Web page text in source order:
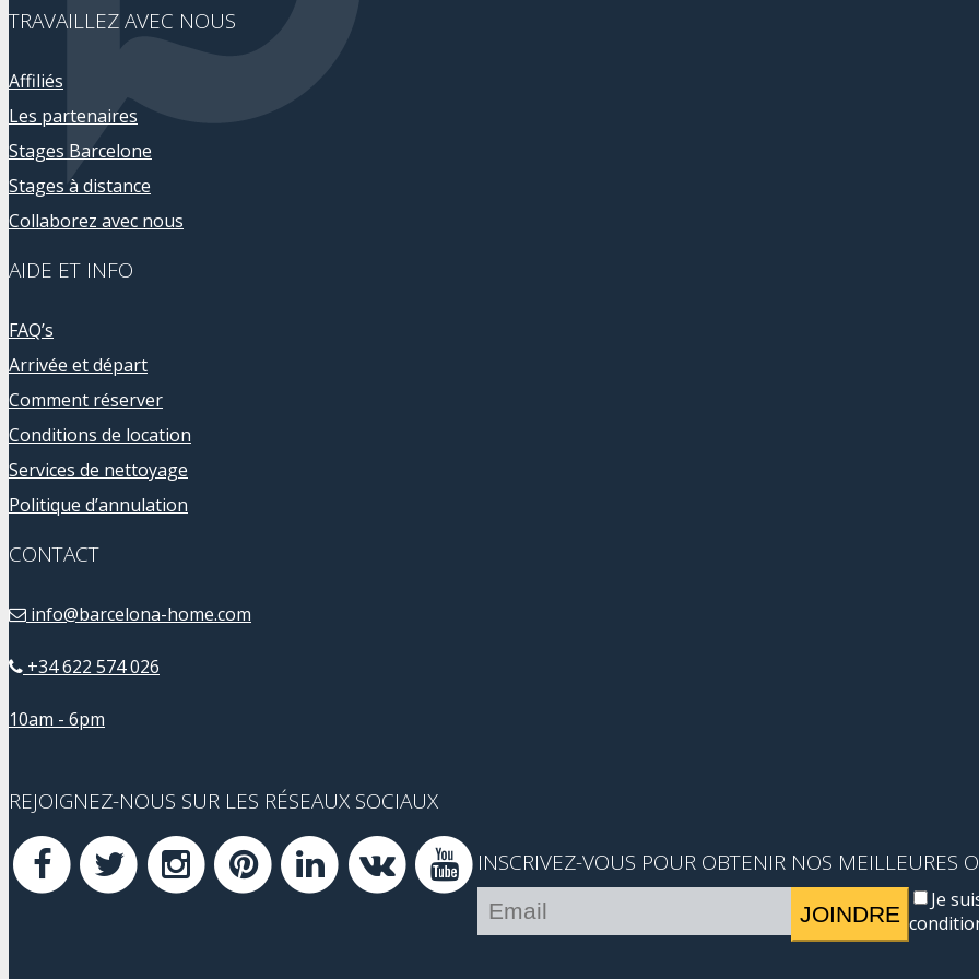
TRAVAILLEZ AVEC NOUS
Affiliés
Les partenaires
Stages Barcelone
Stages à distance
Collaborez avec nous
AIDE ET INFO
FAQ’s
Arrivée et départ
Comment réserver
Conditions de location
Services de nettoyage
Politique d’annulation
CONTACT
info@barcelona-home.com
+34 622 574 026
10am - 6pm
REJOIGNEZ-NOUS SUR LES RÉSEAUX SOCIAUX
INSCRIVEZ-VOUS POUR OBTENIR NOS MEILLEURES
JOINDRE
Je